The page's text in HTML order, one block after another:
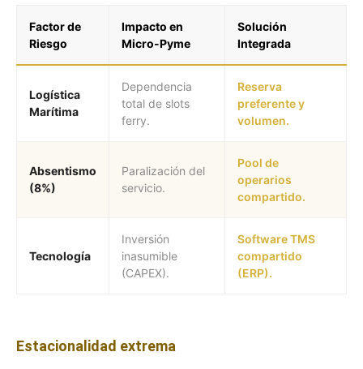
Factor de
Riesgo
Impacto en
Micro-Pyme
Solución
Integrada
Logística
Marítima
Dependencia
total de slots
ferry.
Reserva
preferente y
volumen.
Absentismo
(8%)
Paralización del
servicio.
Pool de
operarios
compartido.
Tecnología
Inversión
inasumible
(CAPEX).
Software TMS
compartido
(ERP).
Estacionalidad extrema